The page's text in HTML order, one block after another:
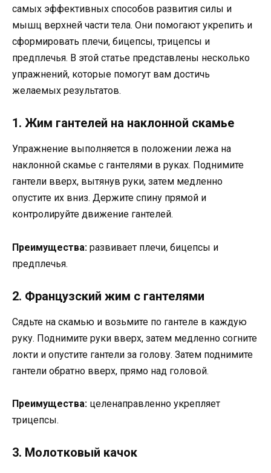
самых эффективных способов развития силы и
мышц верхней части тела. Они помогают укрепить и
сформировать плечи, бицепсы, трицепсы и
предплечья. В этой статье представлены несколько
упражнений, которые помогут вам достичь
желаемых результатов.
1. Жим гантелей на наклонной скамье
Упражнение выполняется в положении лежа на
наклонной скамье с гантелями в руках. Поднимите
гантели вверх, вытянув руки, затем медленно
опустите их вниз. Держите спину прямой и
контролируйте движение гантелей.
Преимущества: развивает плечи, бицепсы и
предплечья.
2. Французский жим с гантелями
Сядьте на скамью и возьмите по гантеле в каждую
руку. Поднимите руки вверх, затем медленно согните
локти и опустите гантели за голову. Затем поднимите
гантели обратно вверх, прямо над головой.
Преимущества: целенаправленно укрепляет
трицепсы.
3. Молотковый качок